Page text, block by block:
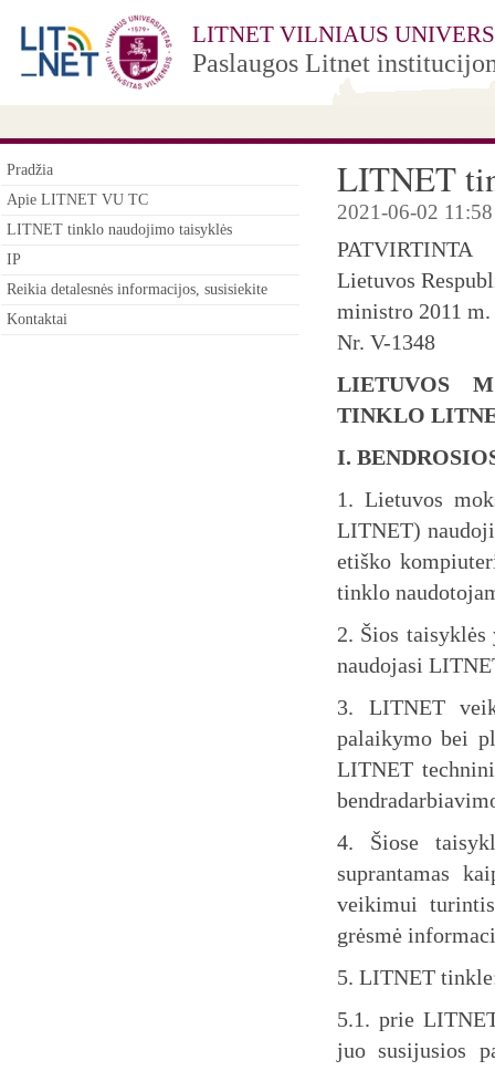
LITNET VILNIAUS
Paslaugos Litnet
LITNET
2021-06-02 11:58
PATVIRTINTA
Lietuvos
ministro 2011
Nr. V-1348
LIETUVOS
TINKLO
I.
1. Lietuvos
LITNET)
etiško
tinklo
2. Šios
naudojasi
3. LITNET
palaikymo bei
LITNET
4. Šiose
suprantamas
veikimui
grėsmė
5. LITNET
5.1. prie
juo susijusios
Pradžia
Apie LITNET VU TC
LITNET tinklo naudojimo taisyklės
IP
Reikia detalesnės informacijos, susisiekite
Kontaktai